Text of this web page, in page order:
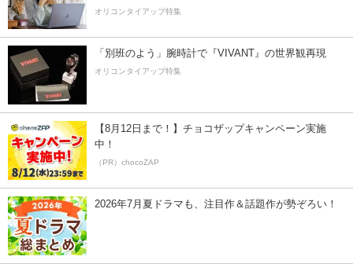
オリコンタイアップ特集
「別班のよう」腕時計で『VIVANT』の世界観再現
オリコンタイアップ特集
【8月12日まで！】チョコザップキャンペーン実施
中！
（PR）chocoZAP
2026年7月夏ドラマも、注目作＆話題作が勢ぞろい！